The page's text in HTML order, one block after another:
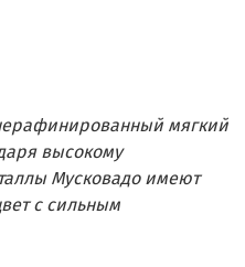
мягкий
высокому
Мусковадо имеют
с сильным